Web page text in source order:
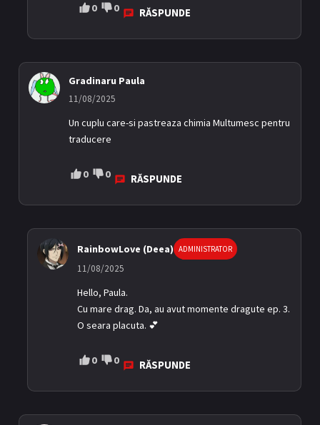
0 0 RĂSPUNDE
Gradinaru Paula
11/08/2025
Un cuplu care-si pastreaza chimia Multumesc pentru
traducere
0 0 RĂSPUNDE
RainbowLove (Deea) ADMINISTRATOR
11/08/2025
Hello, Paula.
Cu mare drag. Da, au avut momente dragute ep. 3.
O seara placuta. 💕
0 0 RĂSPUNDE